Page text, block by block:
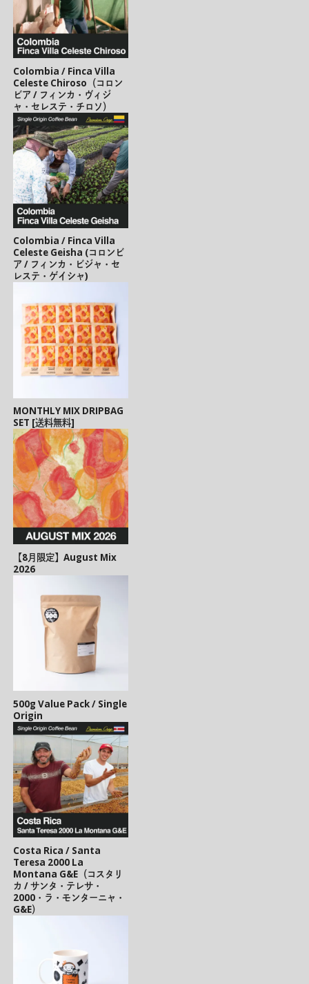
Colombia / Finca Villa
Celeste Chiroso（コロン
ビア / フィンカ・ヴィジ
ャ・セレステ・チロソ）
Colombia / Finca Villa
Celeste Geisha (コロンビ
ア / フィンカ・ビジャ・セ
レステ・ゲイシャ)
MONTHLY MIX DRIPBAG
SET [送料無料]
【8月限定】August Mix
2026
500g Value Pack / Single
Origin
Costa Rica / Santa
Teresa 2000 La
Montana G&E（コスタリ
カ / サンタ・テレサ・
2000・ラ・モンターニャ・
G&E）